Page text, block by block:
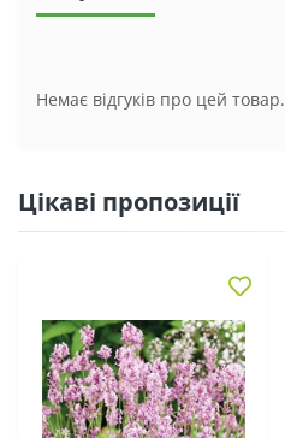
Немає відгуків про цей товар.
Цікаві пропозиції